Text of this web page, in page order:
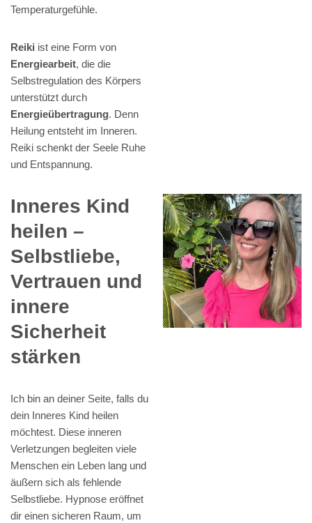
Temperaturgefühle.
Reiki ist eine Form von
Energiearbeit, die die
Selbstregulation des Körpers
unterstützt durch
Energieübertragung. Denn
Heilung entsteht im Inneren.
Reiki schenkt der Seele Ruhe
und Entspannung.
Inneres Kind
heilen –
Selbstliebe,
Vertrauen und
innere
Sicherheit
stärken
Ich bin an deiner Seite, falls du
dein Inneres Kind heilen
möchtest. Diese inneren
Verletzungen begleiten viele
Menschen ein Leben lang und
äußern sich als fehlende
Selbstliebe. Hypnose eröffnet
dir einen sicheren Raum, um